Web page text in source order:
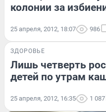
колонии за
25 апреля, 2012, 18:07 986
ЗДОРОВЬЕ
Лишь четверть
детей по утрам
25 апреля, 2012, 16:35 1 087